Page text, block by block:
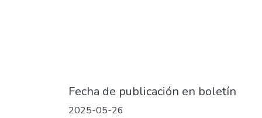
Fecha de publicación en boletín
2025-05-26